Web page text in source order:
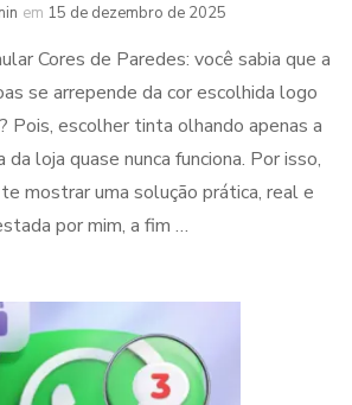
em 15 de dezembro de 2025
Cores de Paredes: você sabia que a
se arrepende da cor escolhida logo
Pois, escolher tinta olhando apenas a
loja quase nunca funciona. Por isso,
mostrar uma solução prática, real e
por mim, a fim …